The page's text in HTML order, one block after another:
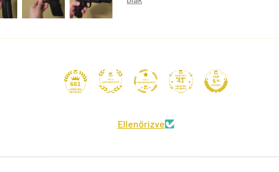
661
41
Ellenőrizve